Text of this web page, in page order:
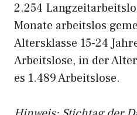
2.254
Monate arbeitslos
Altersklasse 15-24
Arbeitslose, in der
es 1.489 Arbeitslose.